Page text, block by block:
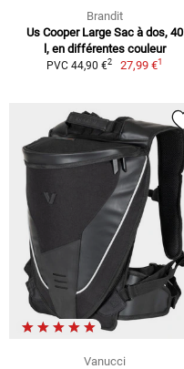
Brandit
Us Cooper Large Sac à dos, 40
l, en différentes couleur
PVC 44,90 €2 27,99 €1
Vanucci